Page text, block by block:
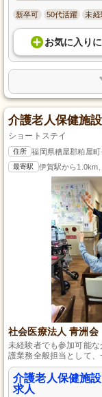
新卒可 50代活躍 未経
お気に入り に
介護老人保健施
ショートステイ
住所 福岡県糟屋郡粕屋
最寄駅 伊賀駅から1.0km
社会医療法人 青洲会
未経験者でも参加可能
護業務全般担当として
れる環境を提供します。
介護老人保健施
求人